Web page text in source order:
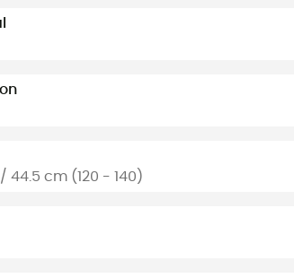
44.5 cm (120 - 140)